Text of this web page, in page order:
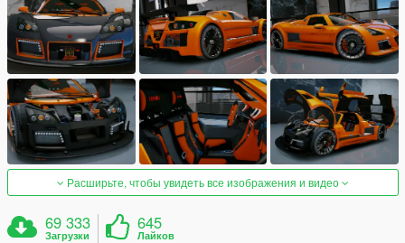
Расширьте, чтобы увидеть все изображения и видео
69 333
Загрузки
645
Лайков